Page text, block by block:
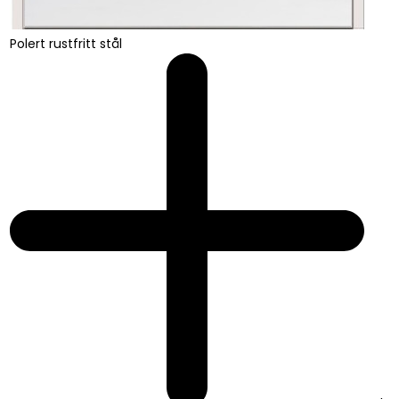
Polert rustfritt stål